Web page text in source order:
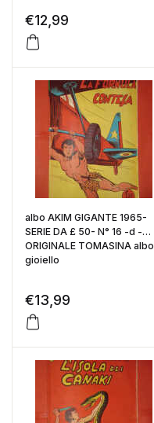
€12,99
albo AKIM GIGANTE 1965-
SERIE DA £ 50- N° 16 -d -
ORIGINALE TOMASINA albo
gioiello
€13,99